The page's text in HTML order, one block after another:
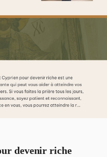
devenir riche